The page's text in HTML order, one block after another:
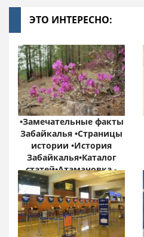
ЭТО ИНТЕРЕСНО:
•Замечательные факты
Забайкалья •Страницы
истории •История
Забайкалья•Каталог
статей•Атамановка -
Онлайн•
Забайкальский край:
цифры и факты